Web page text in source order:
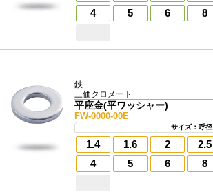
4
5 6 8
鉄
三価クロメート
平座金(平ワッシャー)
FW-0000-00E
サイズ：呼径
1.4 1.6 2 2.5
4
5 6 8